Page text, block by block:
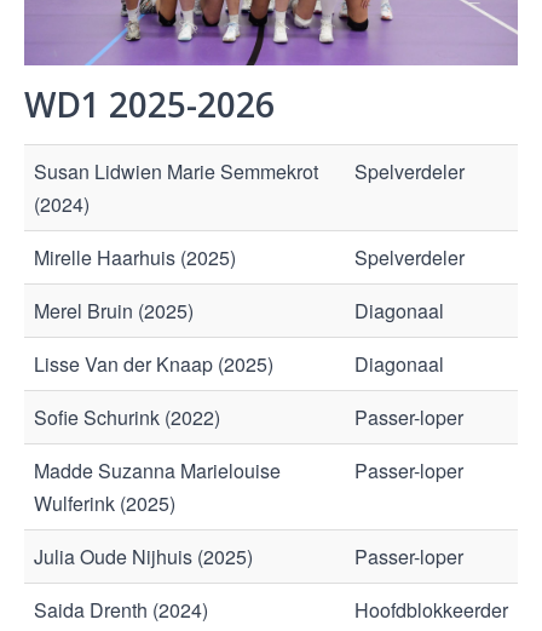
WD1 2025-2026
Susan Lidwien Marie Semmekrot
(2024)
Spelverdeler
Mirelle Haarhuis (2025)
Spelverdeler
Merel Bruin (2025)
Diagonaal
Lisse Van der Knaap (2025)
Diagonaal
Sofie Schurink (2022)
Passer-loper
Madde Suzanna Marielouise
Wulferink (2025)
Passer-loper
Julia Oude Nijhuis (2025)
Passer-loper
Saida Drenth (2024)
Hoofdblokkeerder